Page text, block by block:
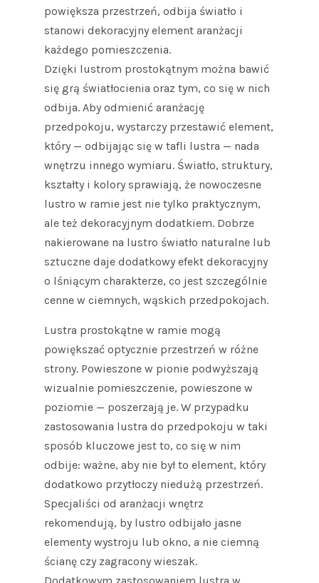
powiększa przestrzeń, odbija światło i
stanowi dekoracyjny element aranżacji
każdego pomieszczenia.
Dzięki lustrom prostokątnym można bawić
się grą światłocienia oraz tym, co się w nich
odbija. Aby odmienić aranżację
przedpokoju, wystarczy przestawić element,
który — odbijając się w tafli lustra — nada
wnętrzu innego wymiaru. Światło, struktury,
kształty i kolory sprawiają, że nowoczesne
lustro w ramie jest nie tylko praktycznym,
ale też dekoracyjnym dodatkiem. Dobrze
nakierowane na lustro światło naturalne lub
sztuczne daje dodatkowy efekt dekoracyjny
o lśniącym charakterze, co jest szczególnie
cenne w ciemnych, wąskich przedpokojach.
Lustra prostokątne w ramie mogą
powiększać optycznie przestrzeń w różne
strony. Powieszone w pionie podwyższają
wizualnie pomieszczenie, powieszone w
poziomie — poszerzają je. W przypadku
zastosowania lustra do przedpokoju w taki
sposób kluczowe jest to, co się w nim
odbije: ważne, aby nie był to element, który
dodatkowo przytłoczy niedużą przestrzeń.
Specjaliści od aranżacji wnętrz
rekomendują, by lustro odbijało jasne
elementy wystroju lub okno, a nie ciemną
ścianę czy zagracony wieszak.